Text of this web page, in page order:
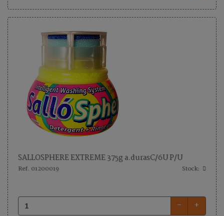
SALLOSPHERE EXTREME 375g a.durasC/6U P/U
Ref. 01200019 Stock:
- +